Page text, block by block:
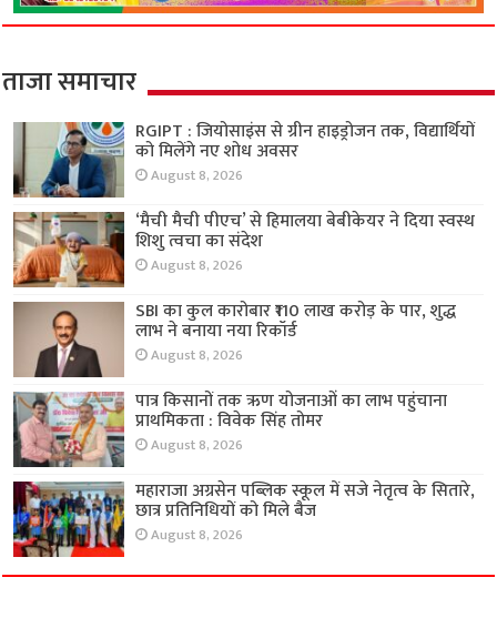
ताजा समाचार
RGIPT : जियोसाइंस से ग्रीन हाइड्रोजन तक, विद्यार्थियों
को मिलेंगे नए शोध अवसर
August 8, 2026
‘मैची मैची पीएच’ से हिमालया बेबीकेयर ने दिया स्वस्थ
शिशु त्वचा का संदेश
August 8, 2026
SBI का कुल कारोबार ₹110 लाख करोड़ के पार, शुद्ध
लाभ ने बनाया नया रिकॉर्ड
August 8, 2026
पात्र किसानों तक ऋण योजनाओं का लाभ पहुंचाना
प्राथमिकता : विवेक सिंह तोमर
August 8, 2026
महाराजा अग्रसेन पब्लिक स्कूल में सजे नेतृत्व के सितारे,
छात्र प्रतिनिधियों को मिले बैज
August 8, 2026